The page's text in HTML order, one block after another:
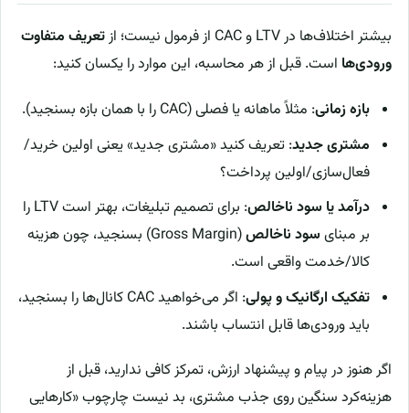
بیشتر اختلاف‌ها در LTV و CAC از فرمول نیست؛ از
تعریف متفاوت
ورودی‌ها است. قبل از هر محاسبه، این موارد را یکسان کنید:
بازه زمانی: مثلاً ماهانه یا فصلی (CAC را با همان بازه بسنجید).
مشتری جدید: تعریف کنید «مشتری جدید» یعنی اولین خرید/
فعال‌سازی/اولین پرداخت؟
درآمد یا سود ناخالص
: برای تصمیم تبلیغات، بهتر است LTV را
بر مبنای سود ناخالص
(Gross Margin) بسنجید، چون هزینه
کالا/خدمت واقعی است.
تفکیک ارگانیک و پولی
: اگر می‌خواهید CAC کانال‌ها را بسنجید،
باید ورودی‌ها قابل انتساب باشند.
اگر هنوز در پیام و پیشنهاد ارزش، تمرکز کافی ندارید، قبل از
هزینه‌کرد سنگین روی جذب مشتری، بد نیست چارچوب «کارهایی